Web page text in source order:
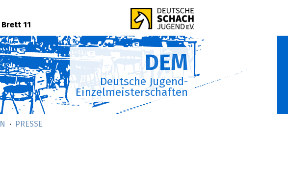
11
DEM
Deutsche Jugend-
Einzelmeisterschaften
PRESSE